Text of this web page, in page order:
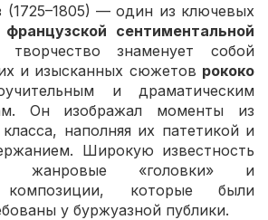
(1725–1805) — один из ключевых
французской сентиментальной
знаменует собой
и изысканных сюжетов рококо
и драматическим
Он изображал моменты из
наполняя их патетикой и
Широкую известность
жанровые «головки» и
композиции, которые были
у буржуазной публики.